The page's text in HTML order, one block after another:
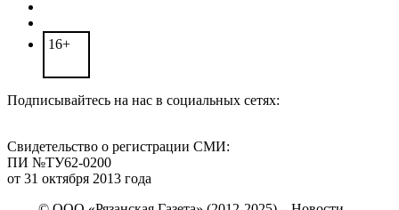
16+
Подписывайтесь на нас в социальных сетях:
Свидетельство о регистрации СМИ:
ПИ №ТУ62-0200
от 31 октября 2013 года